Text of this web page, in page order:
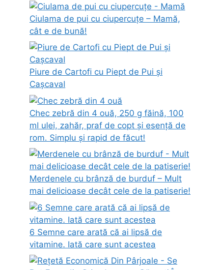
Ciulama de pui cu ciupercuțe – Mamă,
cât e de bună!
Piure de Cartofi cu Piept de Pui și
Cașcaval
Chec zebră din 4 ouă, 250 g făină, 100
ml ulei, zahăr, praf de copt și esență de
rom. Simplu și rapid de făcut!
Merdenele cu brânză de burduf – Mult
mai delicioase decât cele de la patiserie!
6 Semne care arată că ai lipsă de
vitamine. Iată care sunt acestea